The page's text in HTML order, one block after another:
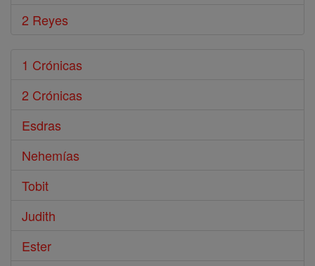
2 Reyes
1 Crónicas
2 Crónicas
Esdras
Nehemías
Tobit
Judith
Ester